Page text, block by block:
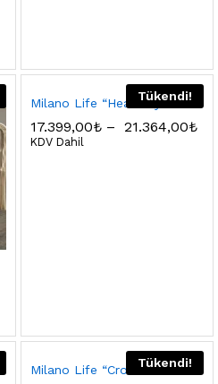
Tükendi!
Milano Life “Heavenly” Baza
17.399,00₺– 21.364,00₺
KDV Dahil
Tükendi!
Milano Life “Crown” Baza